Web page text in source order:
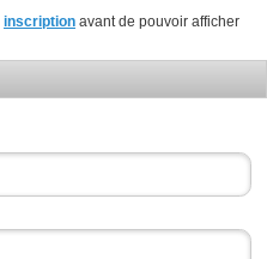
inscription avant de pouvoir afficher